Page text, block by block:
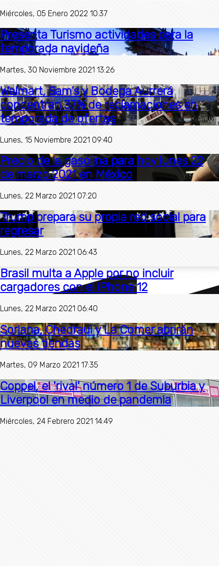
Miércoles, 05 Enero 2022 10:37
Presenta Turismo actividades para la
temporada navideña
Martes, 30 Noviembre 2021 13:26
Walmart, Sam’s y Bodega Aurrerá
concentran 37% de reclamaciones en
temporada de ofertas
Lunes, 15 Noviembre 2021 09:40
Precio de la gasolina para hoy lunes 22
de marzo 2021 en México
Lunes, 22 Marzo 2021 07:20
Trump prepara su propia red social para
regresar
Lunes, 22 Marzo 2021 06:43
Brasil multa a Apple por no incluir
cargadores con el iPhone 12
Lunes, 22 Marzo 2021 06:40
Soriana, Chedraui y La Comer abrirán
nuevas tiendas
Martes, 09 Marzo 2021 17:35
Coppel, el 'rival' número 1 de Suburbia y
Liverpool en medio de pandemia
Miércoles, 24 Febrero 2021 14:49